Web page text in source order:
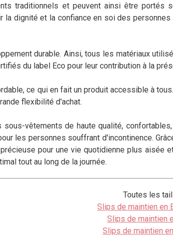
traditionnels et peuvent ainsi être portés
la dignité et la confiance en soi des
durable. Ainsi, tous les matériaux
du label Eco pour leur contribution à la
ce qui en fait un produit accessible à
flexibilité d'achat.
vêtements de haute qualité,
les personnes souffrant d'incontinence.
pour une vie quotidienne plus aisée
tout au long de la journée.
Toutes les
Slips de maintien en
Slips de maintien
Slips de maintien